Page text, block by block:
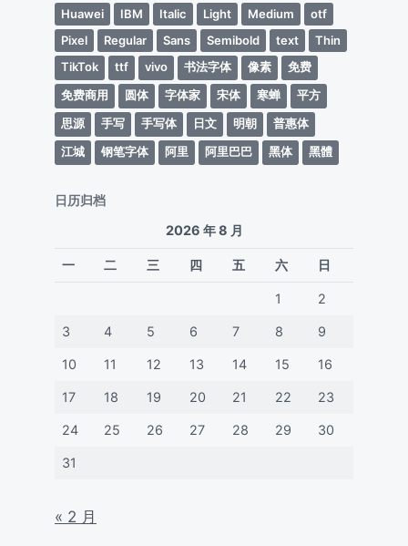
Huawei
IBM Italic Light Medium
otf
Pixel
Regular Sans Semibold text
Thin
TikTok
ttf vivo 书法字体 像素
免费
免费商用
圆体 字体家 宋体 寒蝉
平方
思源
手写 手写体 日文 明朝
普惠体
江城
钢笔字体 阿里 阿里巴巴 黑体 黑體
日历归档
2026 年 8 月
一 二 三 四 五 六 日
1 2
3 4 5 6 7 8 9
10 11 12 13 14 15 16
17 18 19 20 21 22 23
24 25 26 27 28 29 30
31
« 2 月